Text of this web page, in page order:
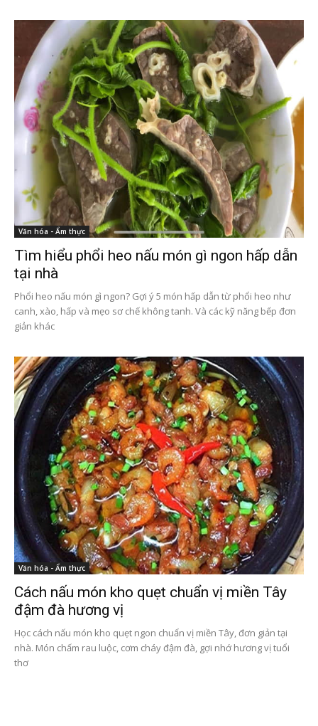
Văn hóa - Ẩm thực
Tìm hiểu phổi heo nấu món gì ngon hấp dẫn
tại nhà
Phổi heo nấu món gì ngon? Gợi ý 5 món hấp dẫn từ phổi heo như
canh, xào, hấp và mẹo sơ chế không tanh. Và các kỹ năng bếp đơn
giản khác
Văn hóa - Ẩm thực
Cách nấu món kho quẹt chuẩn vị miền Tây
đậm đà hương vị
Học cách nấu món kho quẹt ngon chuẩn vị miền Tây, đơn giản tại
nhà. Món chấm rau luộc, cơm cháy đậm đà, gợi nhớ hương vị tuổi
thơ